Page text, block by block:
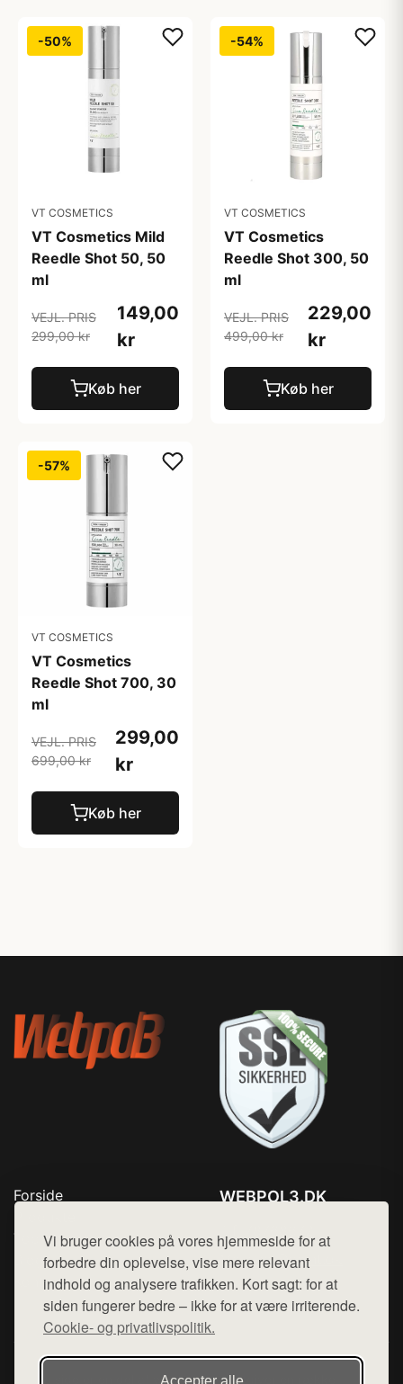
Vi bruger cookies på vores hjemmeside for at
forbedre din oplevelse, vise mere relevant
indhold og analysere trafikken. Kort sagt: for at
siden fungerer bedre – ikke for at være irriterende.
Cookie- og privatlivspolitik.
Accepter alle
-50%
VT COSMETICS
VT Cosmetics Mild
Reedle Shot 50, 50
ml
VEJL. PRIS
299,00 kr
149,00
kr
Køb her
-54%
VT COSMETICS
VT Cosmetics
Reedle Shot 300, 50
ml
VEJL. PRIS
499,00 kr
229,00
kr
Køb her
-57%
VT COSMETICS
VT Cosmetics
Reedle Shot 700, 30
ml
VEJL. PRIS
699,00 kr
299,00
kr
Køb her
Forside
Top Rabatter
Blog
Kontakt
WEBPOL3.DK
Mail: hej@want.dk
Cookie- og privatlivspolitik
Denne side er en del af want.dk, der udgiver en række